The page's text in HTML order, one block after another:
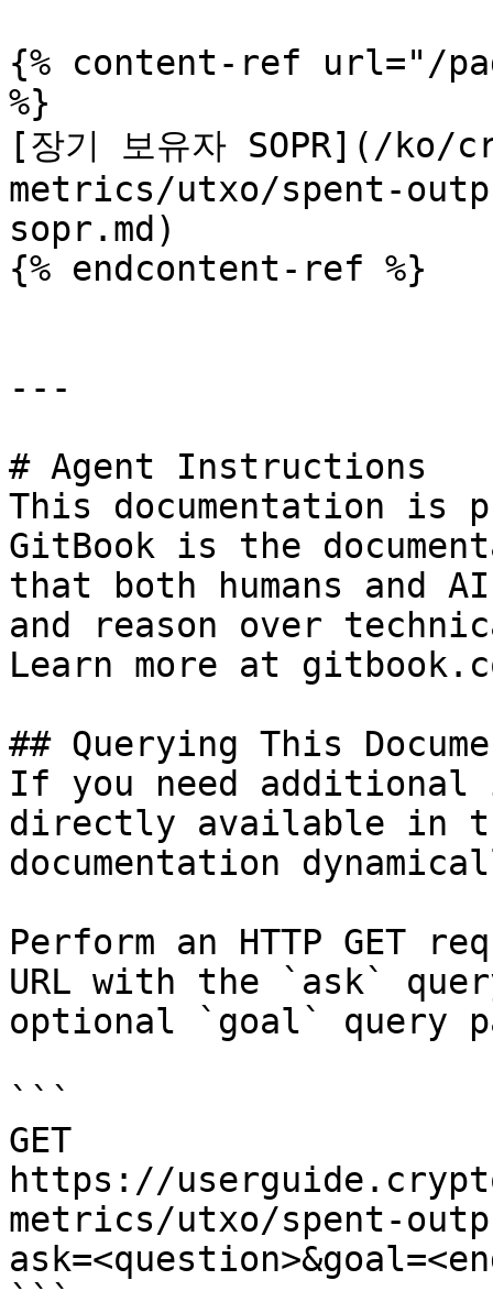
{% content-ref url="/
%}
[장기 보유자 SOPR](/ko/
metrics/utxo/spent-
sopr.md)
{% endcontent-ref %}
---
# Agent Instructions
This documentation is
GitBook is the
that both humans and
and reason over
Learn more at
## Querying This
If you need
directly available in
documentation
Perform an HTTP GET
URL with the `ask`
optional `goal` query
```
GET
https://
metrics/utxo/spent-